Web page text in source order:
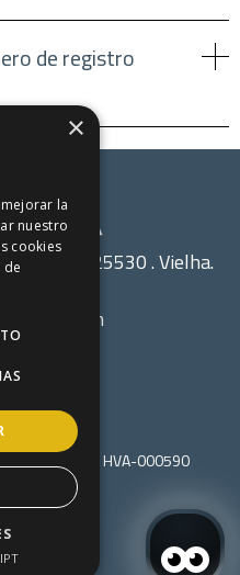
de registro
18 , 25530 . Vielha.
HVA-000590
×
la
nuestro
cookies
de